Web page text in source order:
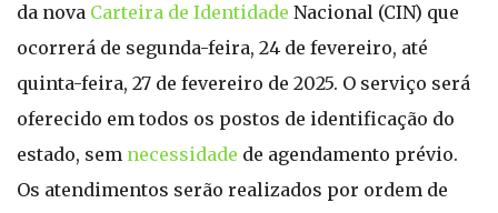
da nova Carteira de Identidade Nacional (CIN) que
ocorrerá de segunda-feira, 24 de fevereiro, até
quinta-feira, 27 de fevereiro de 2025. O serviço será
oferecido em todos os postos de identificação do
estado, sem necessidade de agendamento prévio.
Os atendimentos serão realizados por ordem de